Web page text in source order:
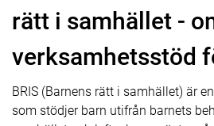
rätt i samhället -
verksamhetsstöd
BRIS (Barnens rätt i samhället) är
som stödjer barn utifrån barnets